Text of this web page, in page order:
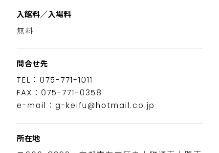
入館料／入場料
無料
問合せ先
TEL：075-771-1011
FAX：075-771-0358
e-mail：g-keifu@hotmail.co.jp
所在地